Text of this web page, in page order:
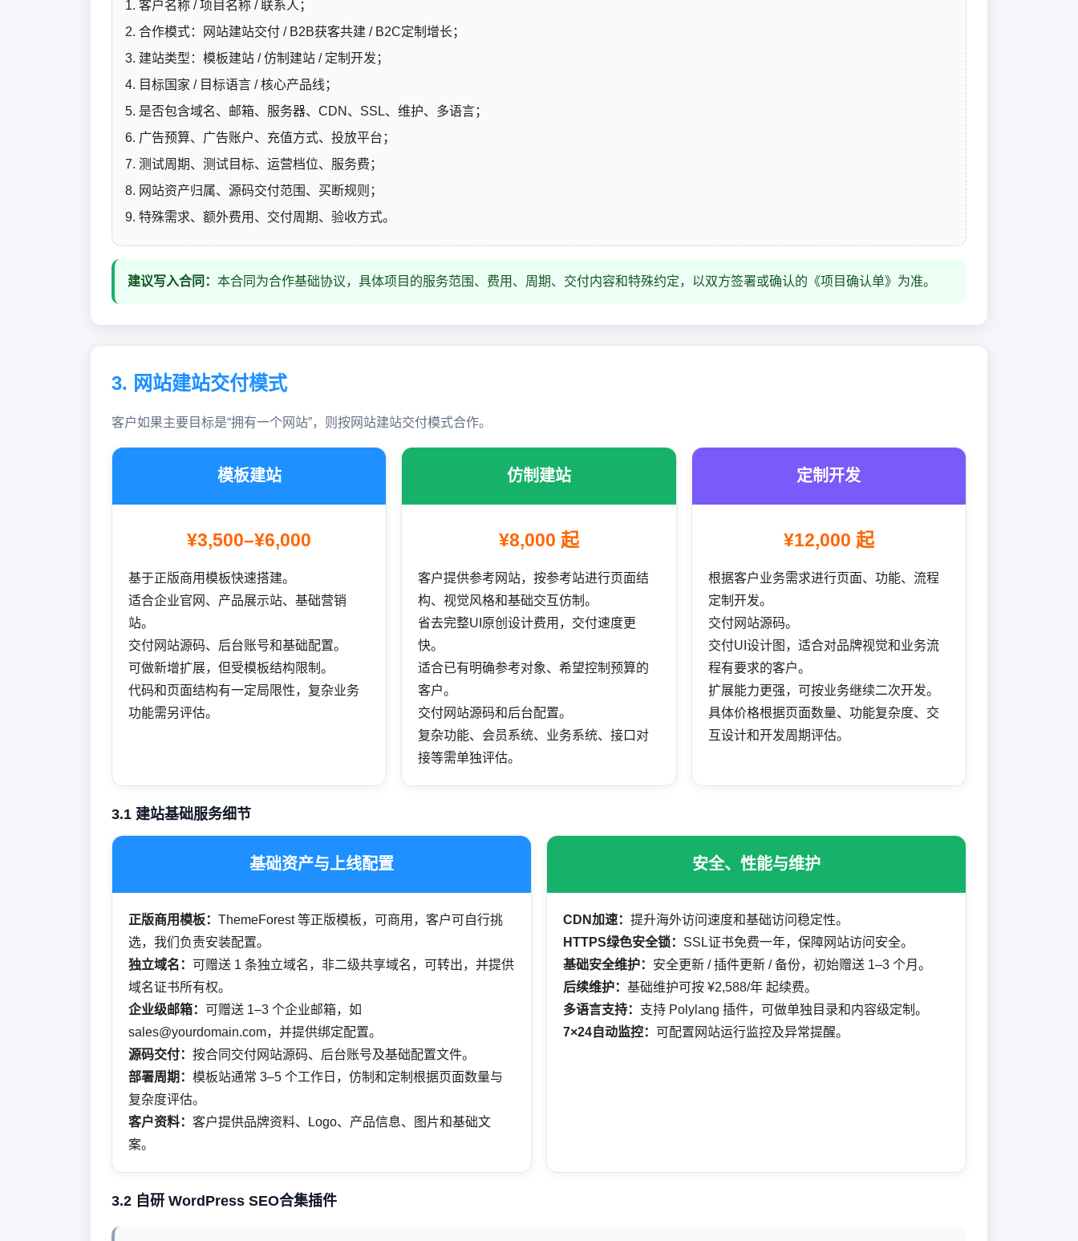
1. 客户名称 / 项目名称 / 联系人；
2. 合作模式：网站建站交付 / B2B获客共建 / B2C定制增长；
3. 建站类型：模板建站 / 仿制建站 / 定制开发；
4. 目标国家 / 目标语言 / 核心产品线；
5. 是否包含域名、邮箱、服务器、CDN、SSL、维护、多语言；
6. 广告预算、广告账户、充值方式、投放平台；
7. 测试周期、测试目标、运营档位、服务费；
8. 网站资产归属、源码交付范围、买断规则；
9. 特殊需求、额外费用、交付周期、验收方式。
建议写入合同： 本合同为合作基础协议，具体项目的服务范围、费用、周期、交付内容和特殊约定，以双方签署或确认的《项目确认单》为准。
3. 网站建站交付模式
客户如果主要目标是“拥有一个网站”，则按网站建站交付模式合作。
模板建站
¥3,500–¥6,000
基于正版商用模板快速搭建。
适合企业官网、产品展示站、基础营销
站。
交付网站源码、后台账号和基础配置。
可做新增扩展，但受模板结构限制。
代码和页面结构有一定局限性，复杂业务
功能需另评估。
仿制建站
¥8,000 起
客户提供参考网站，按参考站进行页面结
构、视觉风格和基础交互仿制。
省去完整UI原创设计费用，交付速度更
快。
适合已有明确参考对象、希望控制预算的
客户。
交付网站源码和后台配置。
复杂功能、会员系统、业务系统、接口对
接等需单独评估。
定制开发
¥12,000 起
根据客户业务需求进行页面、功能、流程
定制开发。
交付网站源码。
交付UI设计图，适合对品牌视觉和业务流
程有要求的客户。
扩展能力更强，可按业务继续二次开发。
具体价格根据页面数量、功能复杂度、交
互设计和开发周期评估。
3.1 建站基础服务细节
基础资产与上线配置
正版商用模板： ThemeForest 等正版模板，可商用，客户可自行挑
选，我们负责安装配置。
独立域名： 可赠送 1 条独立域名，非二级共享域名，可转出，并提供
域名证书所有权。
企业级邮箱： 可赠送 1–3 个企业邮箱，如
sales@yourdomain.com，并提供绑定配置。
源码交付： 按合同交付网站源码、后台账号及基础配置文件。
部署周期： 模板站通常 3–5 个工作日，仿制和定制根据页面数量与
复杂度评估。
客户资料： 客户提供品牌资料、Logo、产品信息、图片和基础文
案。
安全、性能与维护
CDN加速： 提升海外访问速度和基础访问稳定性。
HTTPS绿色安全锁： SSL证书免费一年，保障网站访问安全。
基础安全维护： 安全更新 / 插件更新 / 备份，初始赠送 1–3 个月。
后续维护： 基础维护可按 ¥2,588/年 起续费。
多语言支持： 支持 Polylang 插件，可做单独目录和内容级定制。
7×24自动监控： 可配置网站运行监控及异常提醒。
3.2 自研 WordPress SEO合集插件